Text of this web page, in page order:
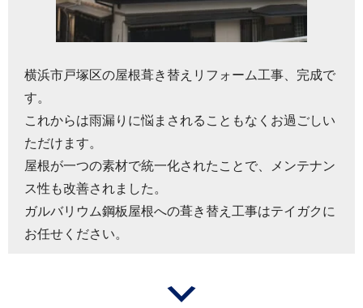
横浜市戸塚区の屋根葺き替えリフォーム工事、完成で
す。
これからは雨漏りに悩まされることもなくお過ごしい
ただけます。
屋根が一つの素材で統一化されたことで、メンテナン
ス性も改善されました。
ガルバリウム鋼板屋根への葺き替え工事はテイガクに
お任せください。